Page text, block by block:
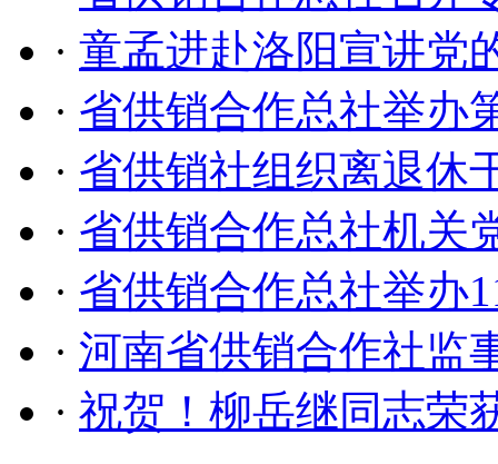
· 童孟进赴洛阳宣讲党
· 省供销合作总社举办
· 省供销社组织离退休
· 省供销合作总社机关
· 省供销合作总社举办
· 河南省供销合作社监
· 祝贺！柳岳继同志荣